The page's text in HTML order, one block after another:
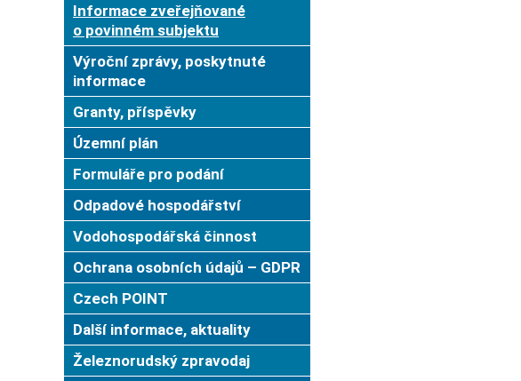
Informace zveřejňované
o povinném subjektu
Výroční zprávy, poskytnuté
informace
Granty, příspěvky
Územní plán
Formuláře pro podání
Odpadové hospodářství
Vodohospodářská činnost
Ochrana osobních údajů – GDPR
Czech POINT
Další informace, aktuality
Železnorudský zpravodaj